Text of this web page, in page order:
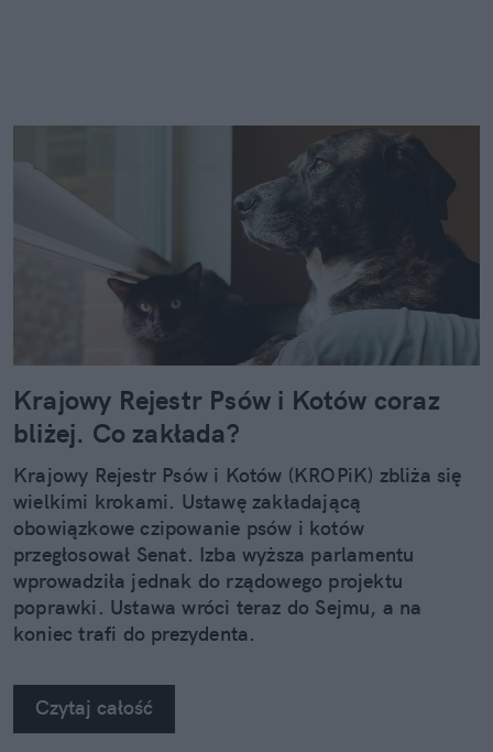
Krajowy Rejestr Psów i Kotów coraz
bliżej. Co zakłada?
Krajowy Rejestr Psów i Kotów (KROPiK) zbliża się
wielkimi krokami. Ustawę zakładającą
obowiązkowe czipowanie psów i kotów
przegłosował Senat. Izba wyższa parlamentu
wprowadziła jednak do rządowego projektu
poprawki. Ustawa wróci teraz do Sejmu, a na
koniec trafi do prezydenta.
Czytaj całość